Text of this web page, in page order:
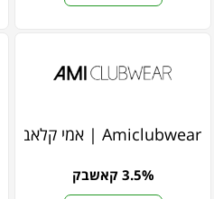
Amiclubwear | אמי קלאבוור
3.5% קאשבק